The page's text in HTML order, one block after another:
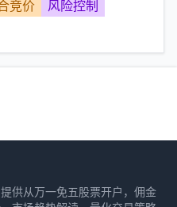
竞价
风险控制
供从万一免五股票开户，佣金